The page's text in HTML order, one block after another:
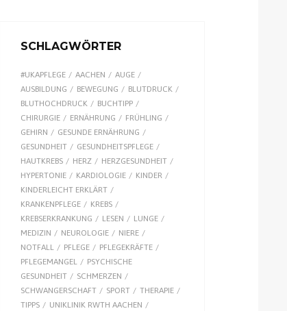
SCHLAGWÖRTER
#UKAPFLEGE AACHEN
AUGE
AUSBILDUNG
BEWEGUNG
BLUTDRUCK
BLUTHOCHDRUCK
BUCHTIPP
CHIRURGIE
ERNÄHRUNG
FRÜHLING
GEHIRN
GESUNDE ERNÄHRUNG
GESUNDHEIT
GESUNDHEITSPFLEGE
HAUTKREBS
HERZ
HERZGESUNDHEIT
HYPERTONIE
KARDIOLOGIE
KINDER
KINDERLEICHT ERKLÄRT
KRANKENPFLEGE
KREBS
KREBSERKRANKUNG
LESEN
LUNGE
MEDIZIN
NEUROLOGIE
NIERE
NOTFALL
PFLEGE
PFLEGEKRÄFTE
PFLEGEMANGEL
PSYCHISCHE
GESUNDHEIT
SCHMERZEN
SCHWANGERSCHAFT
SPORT
THERAPIE
TIPPS
UNIKLINIK RWTH AACHEN